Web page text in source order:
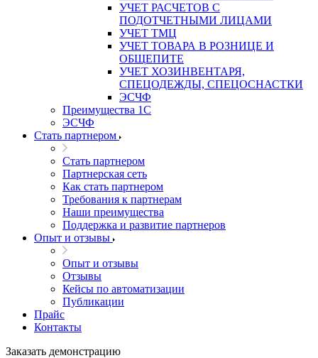
УЧЕТ РАСЧЕТОВ С
ПОДОТЧЕТНЫМИ ЛИЦАМИ
УЧЕТ ТМЦ
УЧЕТ ТОВАРА В РОЗНИЦЕ И
ОБЩЕПИТЕ
УЧЕТ ХОЗИНВЕНТАРЯ,
СПЕЦОДЕЖДЫ, СПЕЦОСНАСТКИ
ЭСЧФ
Преимущества 1С
ЭСЧФ
Стать партнером
Стать партнером
Партнерская сеть
Как стать партнером
Требования к партнерам
Наши преимущества
Поддержка и развитие партнеров
Опыт и отзывы
Опыт и отзывы
Отзывы
Кейсы по автоматизации
Публикации
Прайс
Контакты
Заказать демонстрацию